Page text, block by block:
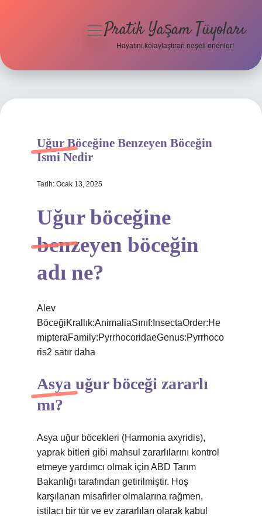
Hakkımızda
menüyü
Pratik Yaşam Tüyoları
Hayatını kolaylaştıran neşeli öneriler!
Uğur Böceğine Benzeyen Böceğin
Ismi Nedir
Tarih: Ocak 13, 2025
Uğur böceğine
benzeyen böceğin
adı ne?
Alev
BöceğiKrallık:AnimaliaSınıf:InsectaOrder:He
mipteraFamily:PyrrhocoridaeGenus:Pyrrhoco
ris2 satır daha
Asya uğur böceği zararlı
mı?
Asya uğur böcekleri (Harmonia axyridis),
yaprak bitleri gibi mahsul zararlılarını kontrol
etmeye yardımcı olmak için ABD Tarım
Bakanlığı tarafından getirilmiştir. Hoş
karşılanan misafirler olmalarına rağmen,
istilacı bir tür ve ev zararlıları olarak kabul